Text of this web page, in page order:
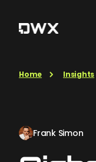
Home Insights
Frank Simon